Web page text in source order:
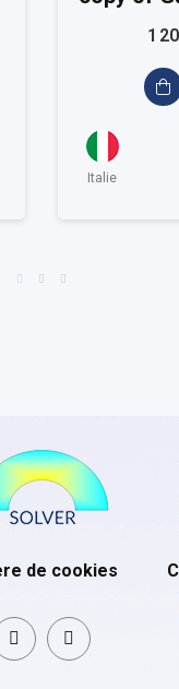
1
Italie
de cookies